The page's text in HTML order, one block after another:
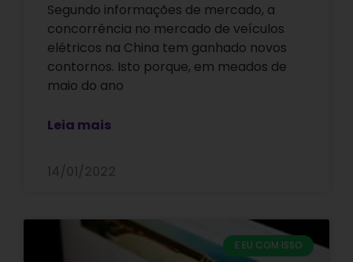
Segundo informações de mercado, a
concorrência no mercado de veículos
elétricos na China tem ganhado novos
contornos. Isto porque, em meados de
maio do ano
Leia mais
E EU COM ISSO